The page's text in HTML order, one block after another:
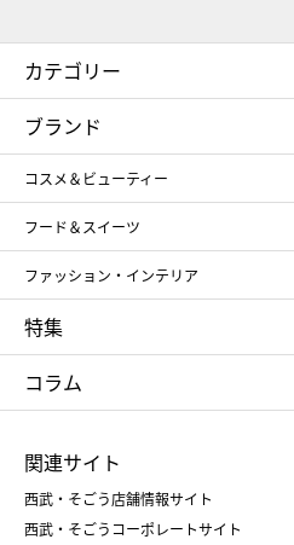
カテゴリー
コスメ＆ビューティー
ギフト
メンズ
スポーツ・アウトドア
お中元
ブランド
コスメ＆ビューティー
SHISEIDO
ポール&ジョー ボーテ
NARS
RMK
クリニーク
フード＆スイーツ
アンリ・シャルパンティエ
ゴディバ
たねや
ねんりん家
ファッション・インテリア
ポロ ラルフ ローレン
タケオ キクチ
シュタイフ
特集
お中元
ひな人形
父の日
クリスマスケーキ
コラム
菓子折り
和菓子
人気のギフト
関連サイト
西武・そごう店舗情報サイト
西武・そごうコーポレートサイト